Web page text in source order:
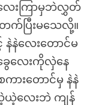
လေးကြာမှဘဲလွှတ်
တက်ပြီးမသေလို့။
လေးတောင်မ
ေလေးကိုလှဲနေ
ားတောင်မှ နဲနဲ
ယဲ့လေးဘဲ ကျန်